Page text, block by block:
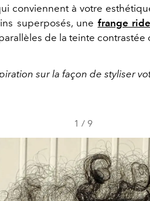
conviennent à votre
superposés, une frange
de la teinte contrastée
sur la façon de styliser
1 / 9